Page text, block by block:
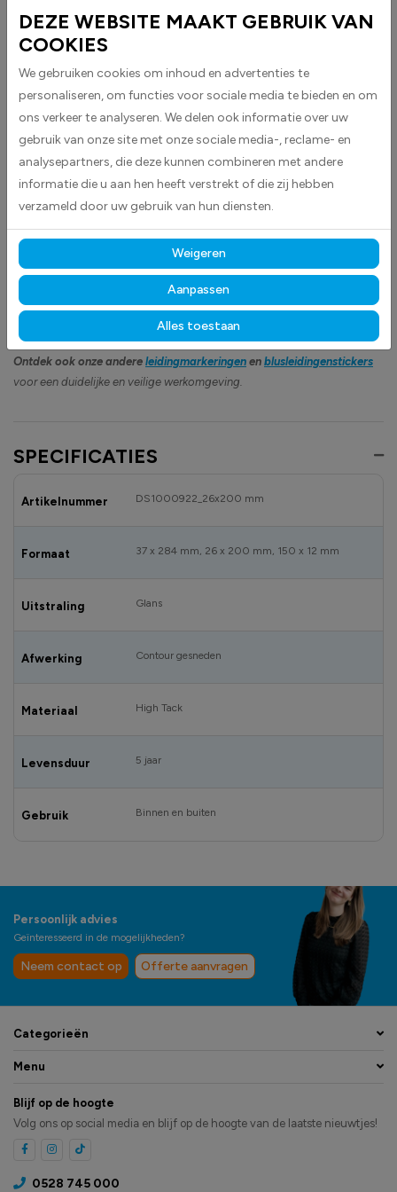
stickers met pijlen aan beide zijkanten en zijn ideaal voor het markeren
van sprinklerwaterleidingen.
De stickers zijn uitgevoerd in rood met witte tekst voor optimale
zichtbaarheid en leesbaarheid volgens de geldende normen.
Volgens Europese richtlijnen is het verplicht om leidingen en
verbindingspunten duidelijk te identificeren, zoals bij begin- en
Opmaak volgens Europese richtlijn 92/58 en kleuren volgens NBN 69
en NEN 3050
Gemaakt van hoogwaardige high-tack folie, hechten deze
stickers betrouwbaar op vrijwel elk oppervlaken blijven
langdurig zichtbaar, bestand tegen intensief gebruik, licht en vocht.
Ontdek ook onze andere leidingmarkeringen en blusleidingenstickers
voor een duidelijke en veilige werkomgeving.
SPECIFICATIES
Artikelnummer DS1000922_26x200 mm
Formaat 37 x 284 mm, 26 x 200 mm, 150 x 12 mm
Uitstraling Glans
Afwerking Contour gesneden
Materiaal High Tack
Levensduur 5 jaar
Gebruik Binnen en buiten
Persoonlijk advies
Geïnteresseerd in de mogelijkheden?
Neem contact op Offerte aanvragen
Categorieën
Menu
Blijf op de hoogte
Volg ons op social media en blijf op de hoogte van de laatste nieuwtjes!
0528 745 000
DEZE WEBSITE MAAKT GEBRUIK VAN
COOKIES
We gebruiken cookies om inhoud en advertenties te
personaliseren, om functies voor sociale media te bieden en om
ons verkeer te analyseren. We delen ook informatie over uw
gebruik van onze site met onze sociale media-, reclame- en
analysepartners, die deze kunnen combineren met andere
informatie die u aan hen heeft verstrekt of die zij hebben
verzameld door uw gebruik van hun diensten.
Weigeren
Aanpassen
Alles toestaan